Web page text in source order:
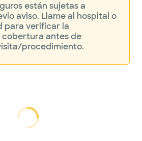
están sujetas a
aviso. Llame al hospital o
para verificar la
antes de
procedimiento.
cargando...
cargando